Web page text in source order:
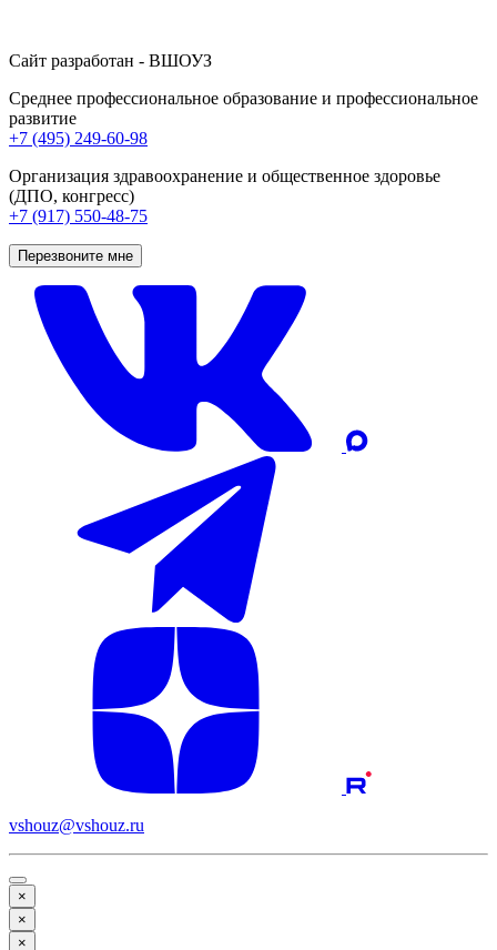
Сайт разработан - ВШОУЗ
Среднее профессиональное образование и профессиональное
развитие
+7 (495) 249-60-98
Организация здравоохранение и общественное здоровье
(ДПО, конгресс)
+7 (917) 550-48-75
Перезвоните мне
vshouz@vshouz.ru
×
×
×